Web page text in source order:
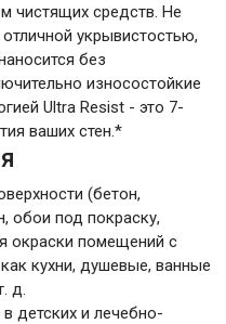
чистящих средств. Не
укрывистостью,
без
износостойкие
Ultra Resist - это 7-
ваших стен.*
(бетон,
обои под покраску,
окраски помещений с
кухни, душевые, ванные
д.
детских и лечебно-
и сада
и уборки